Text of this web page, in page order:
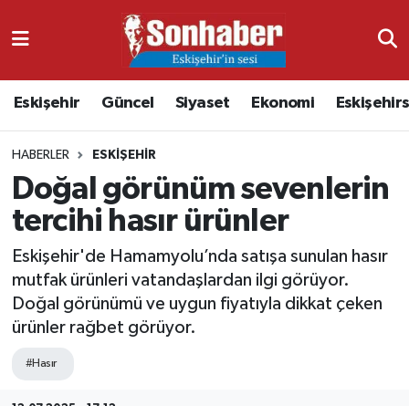
Eskişehir Güncel Siyaset Ekonomi
HABERLER ESKIŞEHIR
Doğal görünüm sevenlerin
tercihi hasır ürünler
Eskişehir'de Hamamyolu’nda satışa sunulan hasır
mutfak ürünleri vatandaşlardan ilgi görüyor.
Doğal görünümü ve uygun fiyatıyla dikkat çeken
ürünler rağbet görüyor.
#Hasır
Ekonomi
Güncel
Kültür & Sanat
Magazin
Nöbetçi Eczaneler
Namaz Vakitleri
Trafik Durumu
Süper Lig Puan Durumu ve Fikstür
Tüm Manşetler